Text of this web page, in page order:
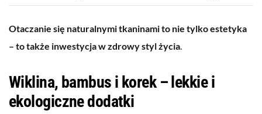
Otaczanie się naturalnymi tkaninami to nie tylko estetyka
– to także inwestycja w zdrowy styl życia.
Wiklina, bambus i korek – lekkie i
ekologiczne dodatki